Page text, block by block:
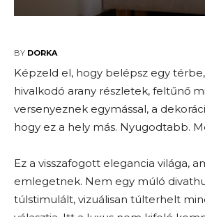
BY DORKA
Képzeld el, hogy belépsz egy
hivalkodó arany részletek, feltűnő
versenyeznek egymással, a
hogy ez a hely más. Nyugodtabb.
Ez a visszafogott elegancia világa,
emlegetnek. Nem egy múló
túlstimulált, vizuálisan túlterhelt